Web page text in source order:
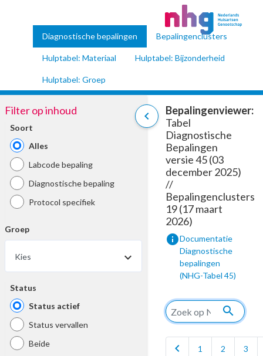
Diagnostische bepalingen Bepalingenclusters
Hulptabel: Materiaal Hulptabel: Bijzonderheid
Hulptabel: Groep
chevron_left
Filter op inhoud
Soort
Alles
Labcode bepaling
Diagnostische bepaling
Protocol specifiek
Groep
Kies
Status
Status actief
Status vervallen
Beide
Bepalingenviewer:
Tabel
Diagnostische
Bepalingen
versie 45 (03
december 2025)
//
Bepalingenclusters
19 (17 maart
2026)
infoDocumentatie
Diagnostische
bepalingen
(NHG-Tabel 45)
search
chevron_left 1 2 3